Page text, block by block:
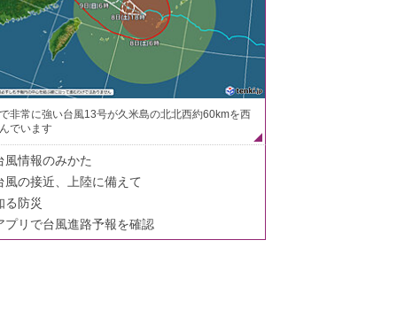
非常に強い台風13号が久米島の北北西約60kmを西
でいます
風情報のみかた
風の接近、上陸に備えて
る防災
プリで台風進路予報を確認